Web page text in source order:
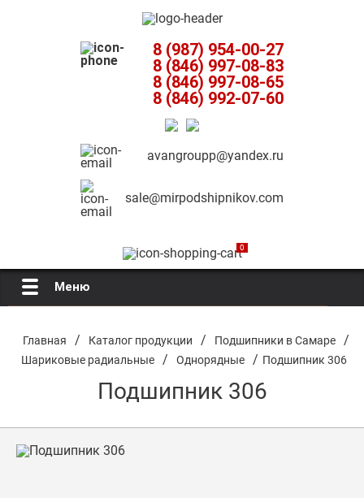
8 (987) 954-00-27
8 (846) 997-08-83
8 (846) 997-08-65
8 (846) 992-07-60
avangroupp@yandex.ru
sale@mirpodshipnikov.com
0
Меню
О компании
Главная / Каталог продукции / Подшипники в Самаре /
Шариковые радиальные / Однорядные / Подшипник 306
Подшипник 306